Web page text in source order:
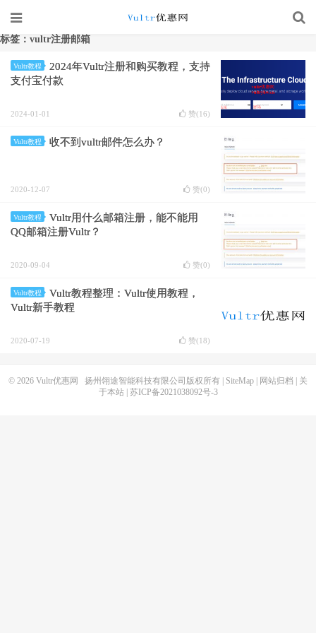
标签：vultr注册邮箱
Vultr教程
2024年Vultr注册和购买教程，支持
支付宝付款
2024-01-01 赞(16)
Vultr教程 收不到vultr邮件怎么办？
2020-12-07 赞(0)
Vultr教程
Vultr用什么邮箱注册，能不能用
QQ邮箱注册Vultr？
2020-09-04 赞(0)
Vultr教程
Vultr教程整理：Vultr使用教程，
Vultr新手教程
2020-07-19 赞(18)
© 2026 Vultr优惠网 扬州翎途智能科技有限公司版权所有 | SiteMap 网站归档
关
于本站| 苏ICP备2021038092号-3